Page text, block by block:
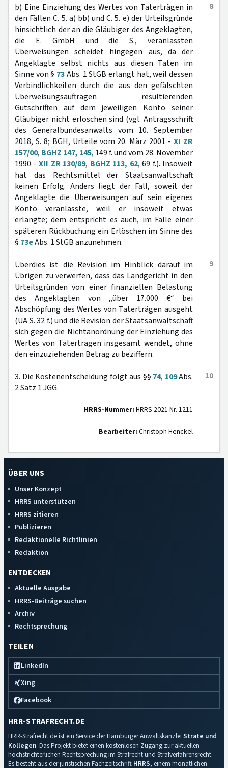
8
b) Eine Einziehung des Wertes von Taterträgen in
den Fällen C. 5. a) bb) und C. 5. e) der Urteilsgründe
hinsichtlich der an die Gläubiger des Angeklagten,
die E. GmbH und die S., veranlassten
Überweisungen scheidet hingegen aus, da der
Angeklagte selbst nichts aus diesen Taten im
Sinne von § 73Abs. 1 StGB erlangt hat, weil dessen
Verbindlichkeiten durch die aus den gefälschten
Überweisungsaufträgen resultierenden
Gutschriften auf dem jeweiligen Konto seiner
Gläubiger nicht erloschen sind (vgl. Antragsschrift
des Generalbundesanwalts vom 10. September
2018, S. 8; BGH, Urteile vom 20. März 2001 -XI ZR
157/00, BGHZ 147, 145, 149 f. und vom 28. November
1990 - XII ZR 130/89, BGHZ 113, 62, 69 f.). Insoweit
hat das Rechtsmittel der Staatsanwaltschaft
keinen Erfolg. Anders liegt der Fall, soweit der
Angeklagte die Überweisungen auf sein eigenes
Konto veranlasste, weil er insoweit etwas
erlangte; dem entspricht es auch, im Falle einer
späteren Rückbuchung ein Erlöschen im Sinne des
§ 73eAbs. 1 StGB anzunehmen.
9
Überdies ist die Revision im Hinblick darauf im
Übrigen zu verwerfen, dass das Landgericht in den
Urteilsgründen von einer finanziellen Belastung
des Angeklagten von „über 17.000 €“ bei
Abschöpfung des Wertes von Taterträgen ausgeht
(UA S. 32 f.) und die Revision der Staatsanwaltschaft
sich gegen die Nichtanordnung der Einziehung des
Wertes von Taterträgen insgesamt wendet, ohne
den einzuziehenden Betrag zu beziffern.
10
3. Die Kostenentscheidung folgt aus §§ 74, 109Abs.
2 Satz 1 JGG.
HRRS-Nummer: HRRS 2021 Nr. 1211
Bearbeiter: Christoph Henckel
ÜBER UNS
Unser Konzept
HRRS unterstützen
HRRS zitieren
Publizieren
Redaktionelle Richtlinien
Redaktion
ENTDECKEN
Aktuelle Ausgabe
HRRS-Beiträge suchen
Archiv
Rechtsprechung
TEILEN
LinkedIn
Xing
Facebook
HRR-STRAFRECHT.DE
HRR-Strafrecht.de ist ein Service der Hamburger Anwaltskanzlei Strate und
Kollegen. Das Projekt bietet einen kostenlosen Zugang zur aktuellen
höchstrichterlichen Rechtsprechung im Strafrecht und Strafverfahrensrecht.
Es besteht aus der juristischen Fachzeitschrift HRRS, einem monatlichen